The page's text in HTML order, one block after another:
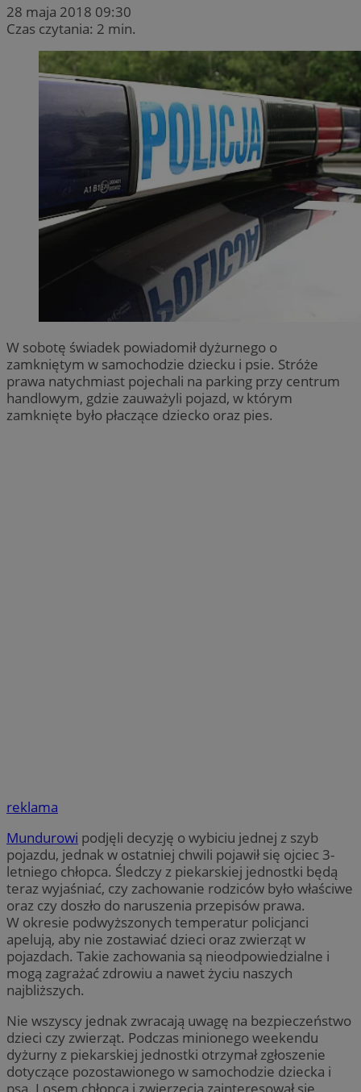
28 maja 2018 09:30
Czas czytania: 2 min.
W sobotę świadek powiadomił dyżurnego o
zamkniętym w samochodzie dziecku i psie. Stróże
prawa natychmiast pojechali na parking przy centrum
handlowym, gdzie zauważyli pojazd, w którym
zamknięte było płaczące dziecko oraz pies.
reklama
Mundurowi podjęli decyzję o wybiciu jednej z szyb
pojazdu, jednak w ostatniej chwili pojawił się ojciec 3-
letniego chłopca. Śledczy z piekarskiej jednostki będą
teraz wyjaśniać, czy zachowanie rodziców było właściwe
oraz czy doszło do naruszenia przepisów prawa.
W okresie podwyższonych temperatur policjanci
apelują, aby nie zostawiać dzieci oraz zwierząt w
pojazdach. Takie zachowania są nieodpowiedzialne i
mogą zagrażać zdrowiu a nawet życiu naszych
najbliższych.
Nie wszyscy jednak zwracają uwagę na bezpieczeństwo
dzieci czy zwierząt. Podczas minionego weekendu
dyżurny z piekarskiej jednostki otrzymał zgłoszenie
dotyczące pozostawionego w samochodzie dziecka i